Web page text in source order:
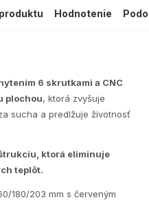
Hodnotenie
6 skrutkami a CNC
plochou, ktorá zvyšuje
sucha a predlžuje životnosť
ktorá eliminuje
teplôt.
180/203 mm s červeným